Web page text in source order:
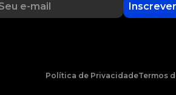
Política de PrivacidadeTermos